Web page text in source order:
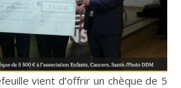
vient d’offrir un chèque de 5